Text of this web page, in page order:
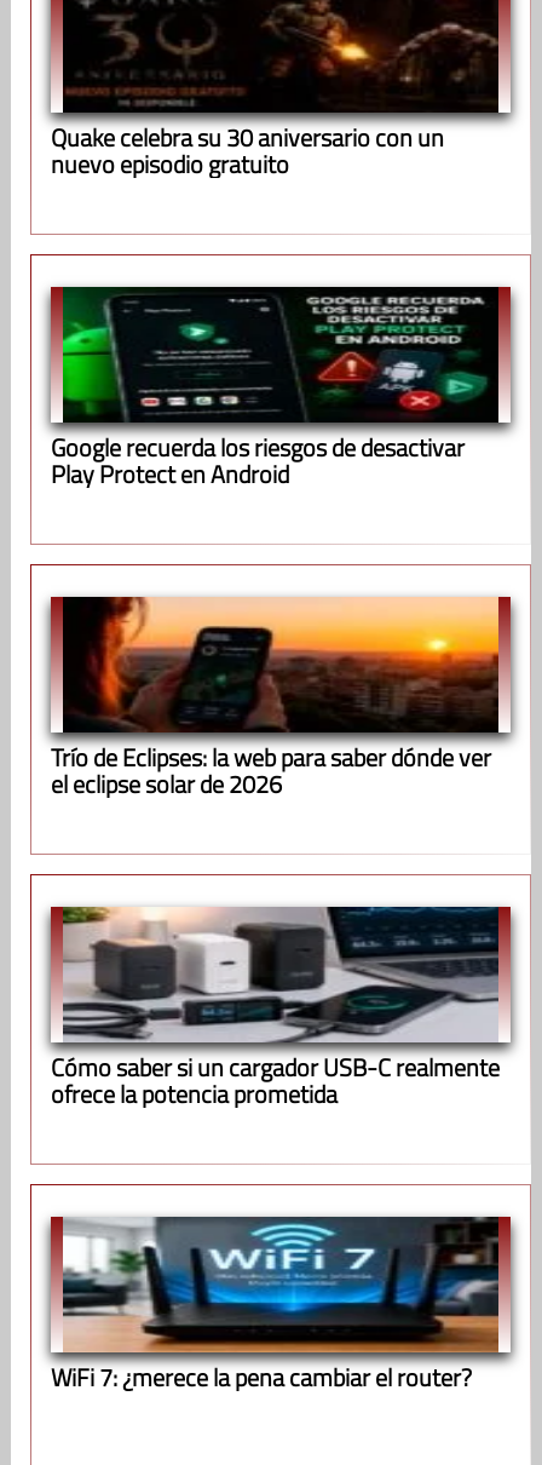
Quake celebra su 30 aniversario con un
nuevo episodio gratuito
Google recuerda los riesgos de desactivar
Play Protect en Android
Trío de Eclipses: la web para saber dónde ver
el eclipse solar de 2026
Cómo saber si un cargador USB-C realmente
ofrece la potencia prometida
WiFi 7: ¿merece la pena cambiar el router?